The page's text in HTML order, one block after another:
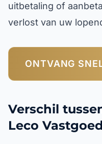
uitbetaling of
verlost van uw
ONTVANG
Verschil
Leco